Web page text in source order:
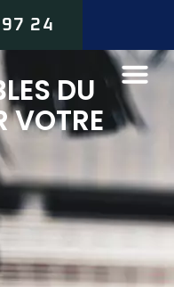
DU
VOTRE
24